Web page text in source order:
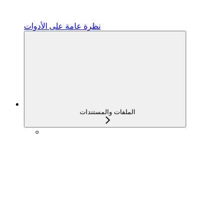
نظرة عامة على الأدوات
الملفات والمستندات